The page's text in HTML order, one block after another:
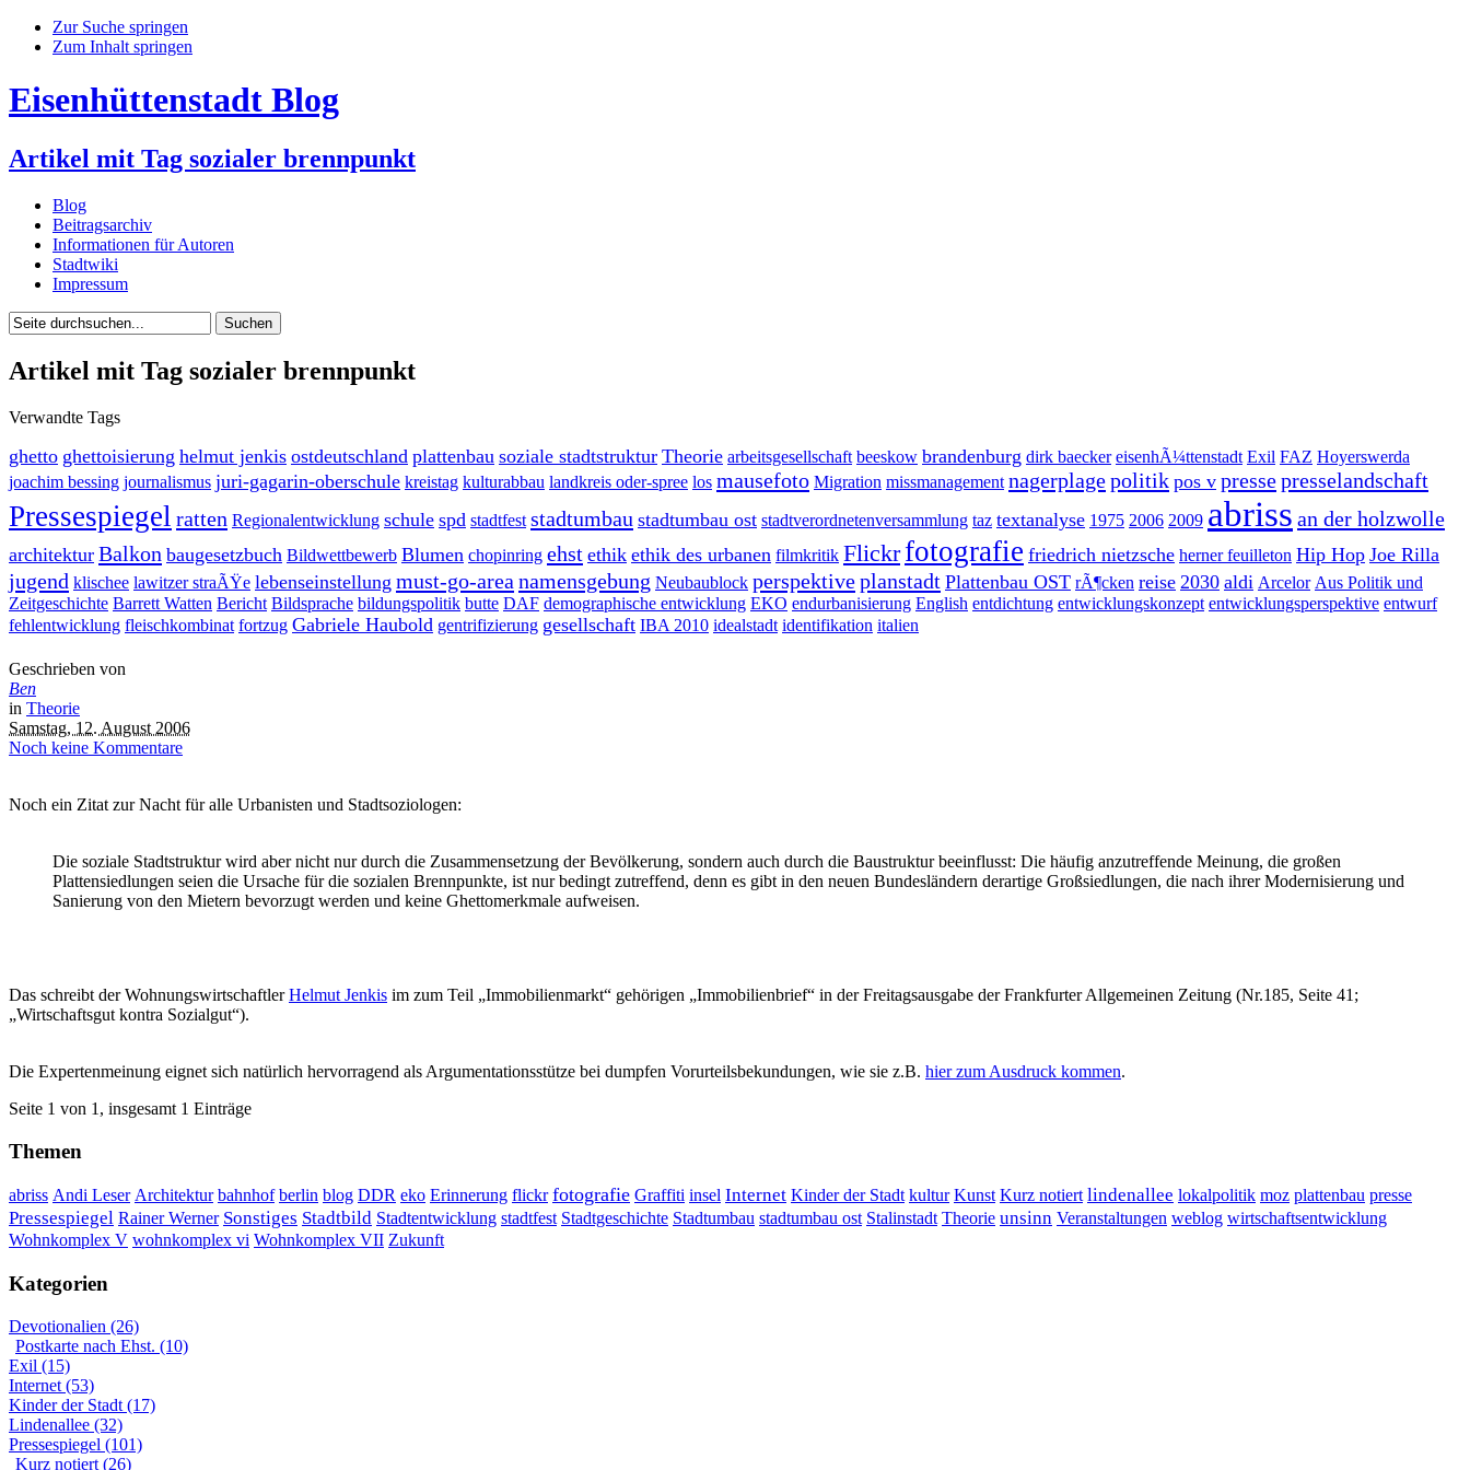
Zur Suche springen
Zum Inhalt springen
Eisenhüttenstadt Blog
Artikel mit Tag sozialer brennpunkt
Blog
Beitragsarchiv
Informationen für Autoren
Stadtwiki
Impressum
Artikel mit Tag sozialer brennpunkt
Verwandte Tags
ghetto ghettoisierung helmut jenkis ostdeutschland plattenbau soziale stadtstruktur Theorie arbeitsgesellschaft beeskow brandenburg dirk baecker eisenhÃ¼ttenstadt Exil FAZ Hoyerswerda
joachim bessing journalismus juri-gagarin-oberschule kreistag kulturabbau landkreis oder-spree los mausefoto Migration missmanagement nagerplagepolitik pos v pressepresselandschaft
Pressespiegel ratten Regionalentwicklung schule spd stadtfest stadtumbau stadtumbau ost stadtverordnetenversammlung taz textanalyse 1975 2006 2009 abriss an der holzwolle
architektur Balkon baugesetzbuch Bildwettbewerb Blumen chopinring ehst ethik ethik des urbanen filmkritik Flickrfotografie friedrich nietzsche herner feuilleton Hip Hop Joe Rilla
jugend klischee lawitzer straÃŸe lebenseinstellung must-go-area namensgebung Neubaublock perspektiveplanstadt Plattenbau OST rÃ¶cken reise 2030 aldi Arcelor Aus Politik und
Zeitgeschichte Barrett Watten Bericht Bildsprache bildungspolitik butte DAF demographische entwicklung EKO endurbanisierung English entdichtung entwicklungskonzept entwicklungsperspektive entwurf
fehlentwicklung fleischkombinat fortzug Gabriele Haubold gentrifizierung gesellschaft IBA 2010 idealstadt identifikation italien
Geschrieben von
Ben
in Theorie
Samstag, 12. August 2006
Noch keine Kommentare
Noch ein Zitat zur Nacht für alle Urbanisten und Stadtsoziologen:
Die soziale Stadtstruktur wird aber nicht nur durch die Zusammensetzung der Bevölkerung, sondern auch durch die Baustruktur beeinflusst: Die häufig anzutreffende Meinung, die großen
Plattensiedlungen seien die Ursache für die sozialen Brennpunkte, ist nur bedingt zutreffend, denn es gibt in den neuen Bundesländern derartige Großsiedlungen, die nach ihrer Modernisierung und
Sanierung von den Mietern bevorzugt werden und keine Ghettomerkmale aufweisen.
Das schreibt der WohnungswirtschaftlerHelmut Jenkis im zum Teil „Immobilienmarkt“ gehörigen „Immobilienbrief“ in der Freitagsausgabe der Frankfurter Allgemeinen Zeitung (Nr.185, Seite 41;
„Wirtschaftsgut kontra Sozialgut“).
Die Expertenmeinung eignet sich natürlich hervorragend als Argumentationsstütze bei dumpfen Vorurteilsbekundungen, wie sie z.B. hier zum Ausdruck kommen.
Seite 1 von 1, insgesamt 1 Einträge
Themen
abriss Andi Leser Architektur bahnhof berlin blog DDR eko Erinnerung flickr fotografie Graffiti insel Internet Kinder der Stadt kultur Kunst Kurz notiert lindenallee lokalpolitik moz plattenbau presse
Pressespiegel Rainer Werner Sonstiges Stadtbild Stadtentwicklung stadtfest Stadtgeschichte Stadtumbau stadtumbau ost Stalinstadt Theorie unsinn Veranstaltungen weblog wirtschaftsentwicklung
Wohnkomplex V wohnkomplex vi Wohnkomplex VII Zukunft
Kategorien
Devotionalien (26)
Postkarte nach Ehst. (10)
Exil (15)
Internet (53)
Kinder der Stadt (17)
Lindenallee (32)
Pressespiegel (101)
Kurz notiert (26)